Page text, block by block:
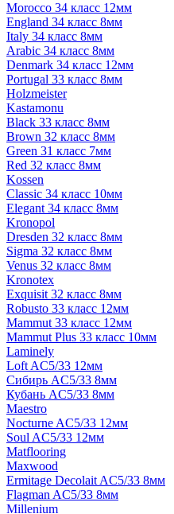
Morocco 34 класс 12мм
England 34 класс 8мм
Italy 34 класс 8мм
Arabic 34 класс 8мм
Denmark 34 класс 12мм
Portugal 33 класс 8мм
Holzmeister
Kastamonu
Black 33 класс 8мм
Brown 32 класс 8мм
Green 31 класс 7мм
Red 32 класс 8мм
Kossen
Classic 34 класс 10мм
Elegant 34 класс 8мм
Kronopol
Dresden 32 класс 8мм
Sigma 32 класс 8мм
Venus 32 класс 8мм
Kronotex
Exquisit 32 класс 8мм
Robusto 33 класс 12мм
Mammut 33 класс 12мм
Mammut Plus 33 класс 10мм
Laminely
Loft AC5/33 12мм
Сибирь AC5/33 8мм
Кубань AC5/33 8мм
Maestro
Nocturne AC5/33 12мм
Soul AC5/33 12мм
Matflooring
Maxwood
Ermitage Decolait AC5/33 8мм
Flagman AC5/33 8мм
Millenium